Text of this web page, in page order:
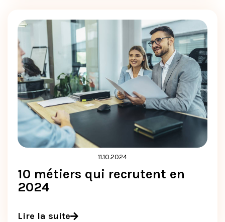
11.10.2024
10 métiers qui recrutent en
2024
Lire la suite